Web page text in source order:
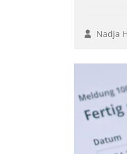
Nadja